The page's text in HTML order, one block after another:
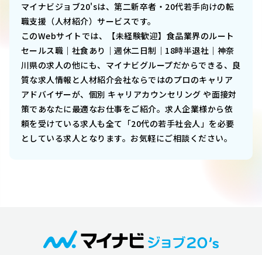
マイナビジョブ20'sは、第二新卒者・20代若手向けの転
職支援（人材紹介）サービスです。
このWebサイトでは、
【未経験歓迎】食品業界のルート
セールス職｜社食あり｜週休二日制｜18時半退社｜神奈
川県の求人の他にも、マイナビグループだからできる、良
質な求人情報と人材紹介会社ならではのプロのキャリア
アドバイザーが、個別 キャリアカウンセリング や面接対
策であなたに最適なお仕事をご紹介。求人企業様から依
頼を受けている求人も全て「20代の若手社会人」を必要
としている求人となります。お気軽にご相談ください。